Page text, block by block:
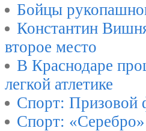
Бойцы
Константин
второе место
В Краснодаре
легкой атлетике
Спорт: Призовой
Спорт: